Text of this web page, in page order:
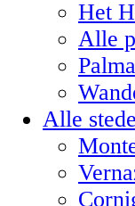
Het
Alle
Alle